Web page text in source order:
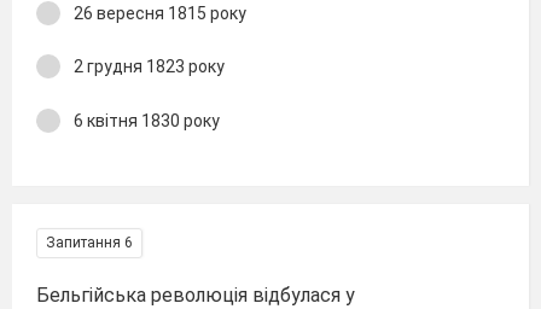
26 вересня 1815 року
2 грудня 1823 року
6 квітня 1830 року
Запитання 6
Бельгійська революція відбулася у